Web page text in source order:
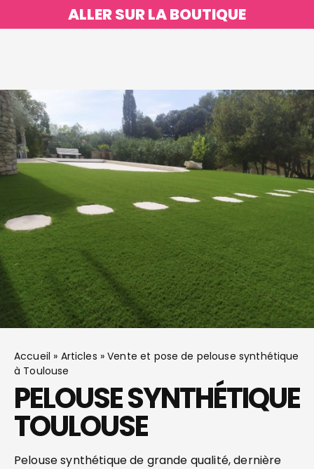
ALLER SUR LA BOUTIQUE
Accueil » Articles »Vente et pose de pelouse synthétique
à Toulouse
PELOUSE SYNTHÉTIQUE
TOULOUSE
Pelouse synthétique de grande qualité, dernière